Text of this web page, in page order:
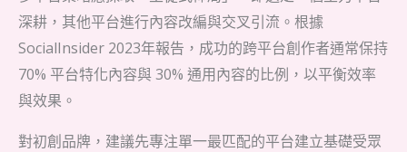
深耕，其他平台進行內容改編與交叉引流。根據
SocialInsider 2023年報告，成功的跨平台創作者通常保持
70% 平台特化內容與 30% 通用內容的比例，以平衡效率
與效果。
對初創品牌，建議先專注單一最匹配的平台建立基礎受眾